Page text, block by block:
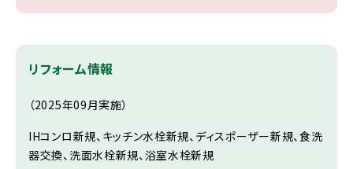
リフォーム情報
（2025年09月実施）
IHコンロ新規、キッチン水栓新規、ディスポーザー新規、食洗
器交換、洗面水栓新規、浴室水栓新規